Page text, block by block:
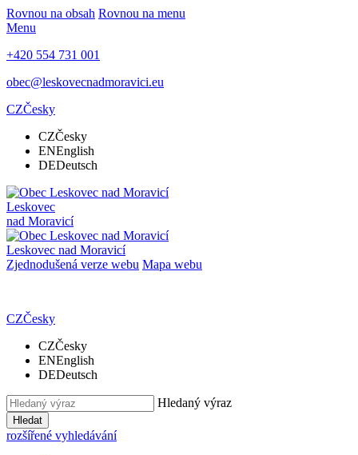
Rovnou na obsah Rovnou na menu
Menu
+420 554 731 001
obec@leskovecnadmoravici.eu
CZČesky
CZČesky
ENEnglish
DEDeutsch
Leskovec
nad Moravicí
Leskovec nad Moravicí
Zjednodušená verze webu Mapa webu
CZČesky
CZČesky
ENEnglish
DEDeutsch
Hledaný výraz
Hledat
rozšířené vyhledávání